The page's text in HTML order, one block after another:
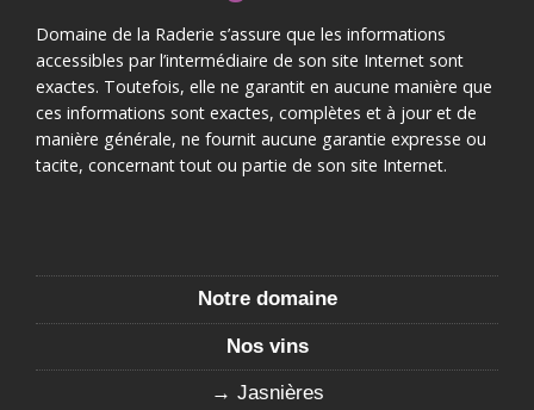
Domaine de la Raderie s’assure que les informations
accessibles par l’intermédiaire de son site Internet sont
exactes. Toutefois, elle ne garantit en aucune manière que
ces informations sont exactes, complètes et à jour et de
manière générale, ne fournit aucune garantie expresse ou
tacite, concernant tout ou partie de son site Internet.
Notre domaine
Nos vins
Jasnières